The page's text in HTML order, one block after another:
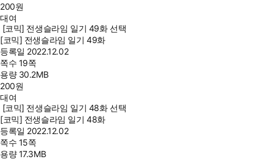
200원
대여
[코믹] 전생슬라임 일기 49화 선택
[코믹] 전생슬라임 일기 49화
등록일 2022.12.02
쪽수 19쪽
용량 30.2MB
200원
대여
[코믹] 전생슬라임 일기 48화 선택
[코믹] 전생슬라임 일기 48화
등록일 2022.12.02
쪽수 15쪽
용량17.3MB